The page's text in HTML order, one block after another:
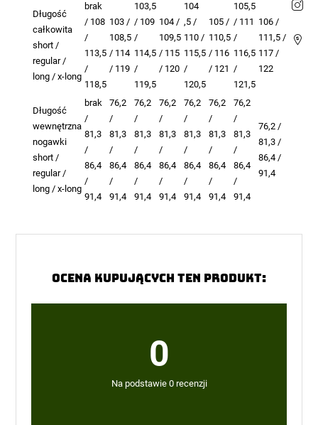
Długość
całkowita
short /
regular /
long / x-long
brak
/ 108
/
113,5
/
118,5
103 /
108,5
/ 114
/ 119
103,5
/ 109
/
114,5
/
119,5
104 /
109,5
/ 115
/ 120
104
,5 /
110 /
115,5
/
120,5
105 /
110,5
/ 116
/ 121
105,5
/ 111
/
116,5
/
121,5
106 /
111,5 /
117 /
122
Długość
wewnętrzna
nogawki
short /
regular /
long / x-long
brak
/
81,3
/
86,4
/
91,4
76,2
/
81,3
/
86,4
/
91,4
76,2
/
81,3
/
86,4
/
91,4
76,2
/
81,3
/
86,4
/
91,4
76,2
/
81,3
/
86,4
/
91,4
76,2
/
81,3
/
86,4
/
91,4
76,2
/
81,3
/
86,4
/
91,4
76,2 /
81,3 /
86,4 /
91,4
Ocena kupujących ten produkt:
0
Na podstawie 0 recenzji